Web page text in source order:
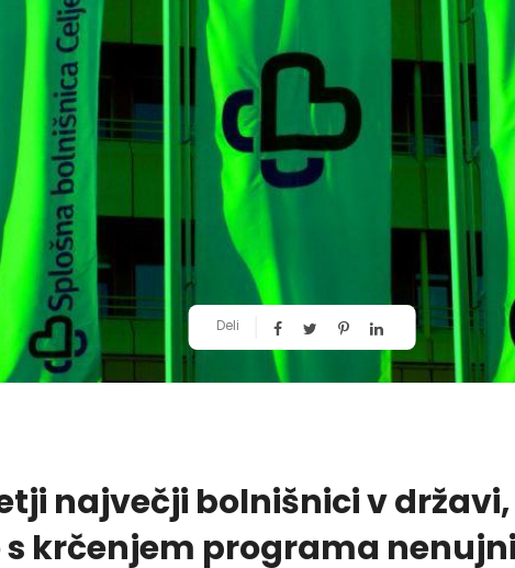
Deli
največji bolnišnici v državi,
s krčenjem programa